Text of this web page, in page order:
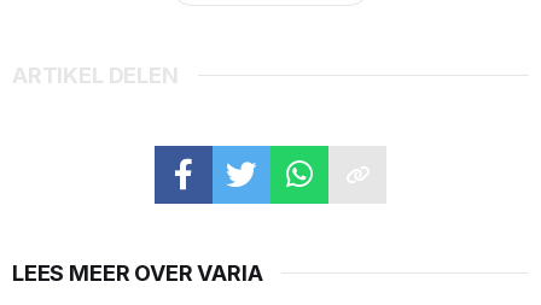
ARTIKEL DELEN
LEES MEER OVER VARIA